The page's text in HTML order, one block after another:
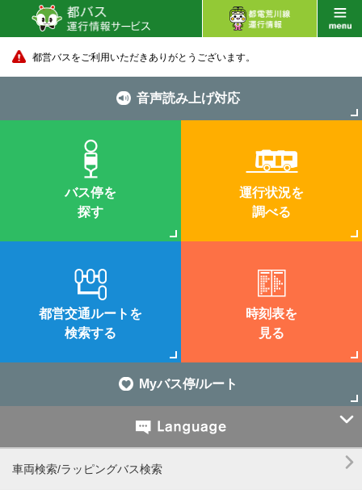
都営バスをご利用いただきありがとうございます。
音声読み上げ対応
バス停を
探す
運行状況を
調べる
都営交通ルートを
検索する
時刻表を
見る
Myバス停/ルート

車両検索/ラッピングバス検索 